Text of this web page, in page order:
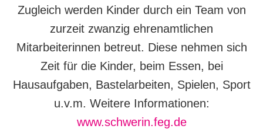
Zugleich werden Kinder durch ein Team von
zurzeit zwanzig ehrenamtlichen
Mitarbeiterinnen betreut. Diese nehmen sich
Zeit für die Kinder, beim Essen, bei
Hausaufgaben, Bastelarbeiten, Spielen, Sport
u.v.m. Weitere Informationen:
www.schwerin.feg.de